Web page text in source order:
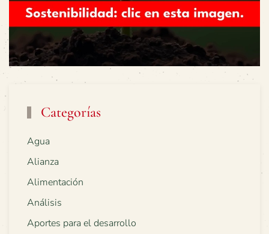
Categorías
Agua
Alianza
Alimentación
Análisis
Aportes para el desarrollo